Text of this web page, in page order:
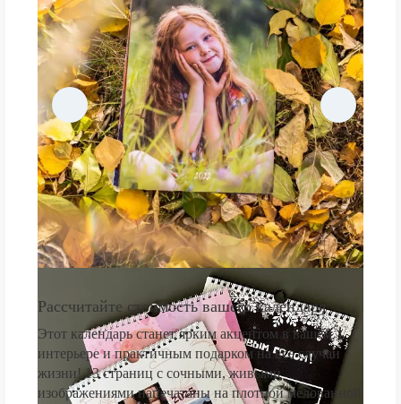
Рассчитайте стоимость вашего календаря
Этот календарь станет ярким акцентом в вашем
интерьере и практичным подарком на все случаи
жизни! 13 страниц с сочными, живыми
изображениями напечатаны на плотной мелованной